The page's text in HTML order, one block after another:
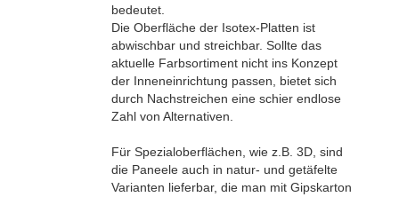
bedeutet.
Die Oberfläche der Isotex-Platten ist
abwischbar und streichbar. Sollte das
aktuelle Farbsortiment nicht ins Konzept
der Inneneinrichtung passen, bietet sich
durch Nachstreichen eine schier endlose
Zahl von Alternativen.
Für Spezialoberflächen, wie z.B. 3D, sind
die Paneele auch in natur- und getäfelte
Varianten lieferbar, die man mit Gipskarton